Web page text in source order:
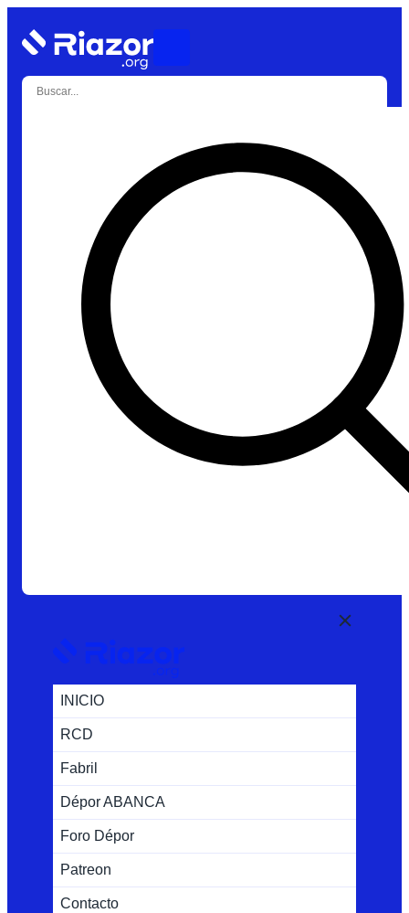
INICIO
RCD
Fabril
Dépor ABANCA
Foro Dépor
Patreon
Contacto